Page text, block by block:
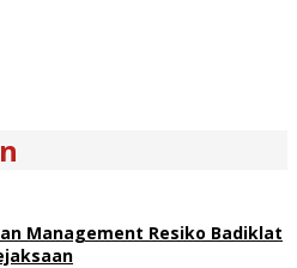
Management Resiko Badiklat